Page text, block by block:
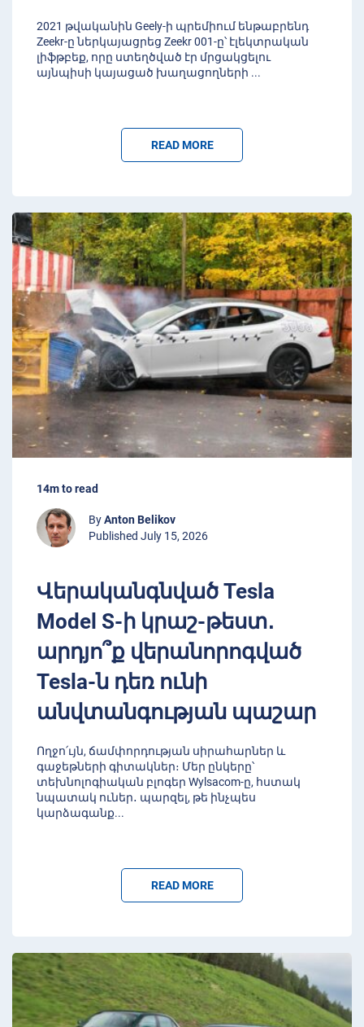
2021 թվականին Geely-ի պրեմիում ենթաբրենդ
Zeekr-ը ներկայացրեց Zeekr 001-ը՝ էլեկտրական
լիֆթբեք, որը ստեղծված էր մրցակցելու
այնպիսի կայացած խաղացողների ...
READ MORE
14m to read
ByAnton Belikov
Published July 15, 2026
Վերականգնված Tesla
Model S-ի կրաշ-թեստ․
արդյո՞ք վերանորոգված
Tesla-ն դեռ ունի
անվտանգության պաշար
Ողջո՛ւյն, ճամփորդության սիրահարներ և
գաջեթների գիտակներ։ Մեր ընկերը՝
տեխնոլոգիական բլոգեր Wylsacom-ը, հստակ
նպատակ ուներ․ պարզել, թե ինչպես
կարձագանք...
READ MORE